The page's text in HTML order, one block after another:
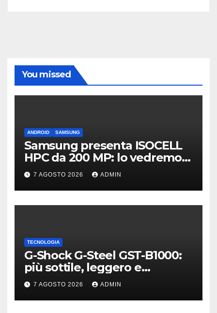
You missed
ANDROID SAMSUNG
Samsung presenta ISOCELL
HPC da 200 MP: lo vedremo
sui Galaxy S27?
7 AGOSTO 2026 ADMIN
TECNOLOGIA
G-Shock G-Steel GST-B1000:
più sottile, leggero e
connesso
7 AGOSTO 2026 ADMIN